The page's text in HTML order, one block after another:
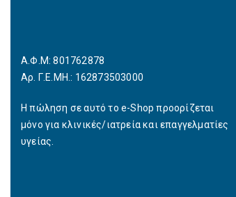
Α.Φ.Μ: 801762878
Αρ. Γ.Ε.ΜΗ.: 162873503000
Η πώληση σε αυτό το e-Shop προορίζεται
μόνο για κλινικές/ιατρεία και επαγγελματίες
υγείας.